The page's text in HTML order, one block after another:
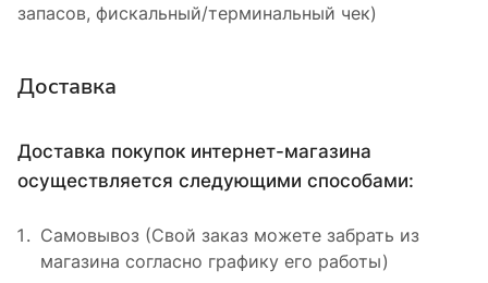
запасов, фискальный/терминальный чек)
Доставка
Доставка покупок интернет-магазина
осуществляется следующими способами:
Самовывоз (Свой заказ можете забрать из
магазина согласно графику его работы)